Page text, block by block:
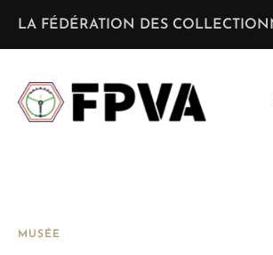
LA FÉDÉRATION DES
MUSÉE